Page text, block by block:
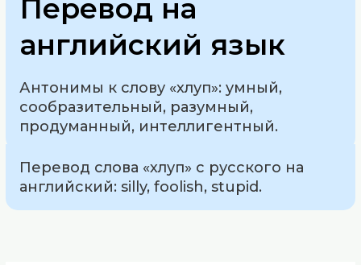
Перевод на
английский язык
Антонимы к слову «хлуп»: умный,
сообразительный, разумный,
продуманный, интеллигентный.
Перевод слова «хлуп» с русского на
английский: silly, foolish, stupid.